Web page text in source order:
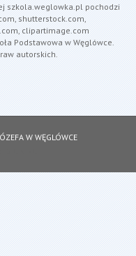
szkola.weglowka.pl pochodzi
shutterstock.com,
clipartimage.com
Podstawowa w Węglówce.
autorskich.
W WĘGLÓWCE